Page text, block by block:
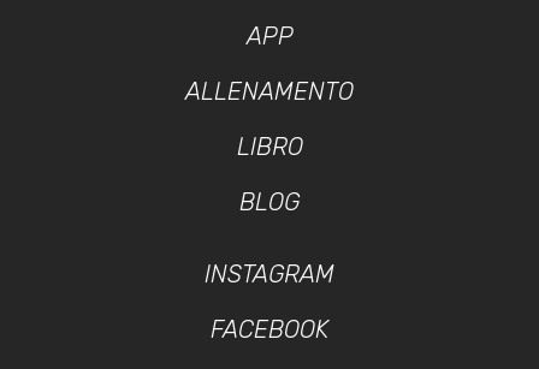
APP
ALLENAMENTO
LIBRO
BLOG
INSTAGRAM
FACEBOOK